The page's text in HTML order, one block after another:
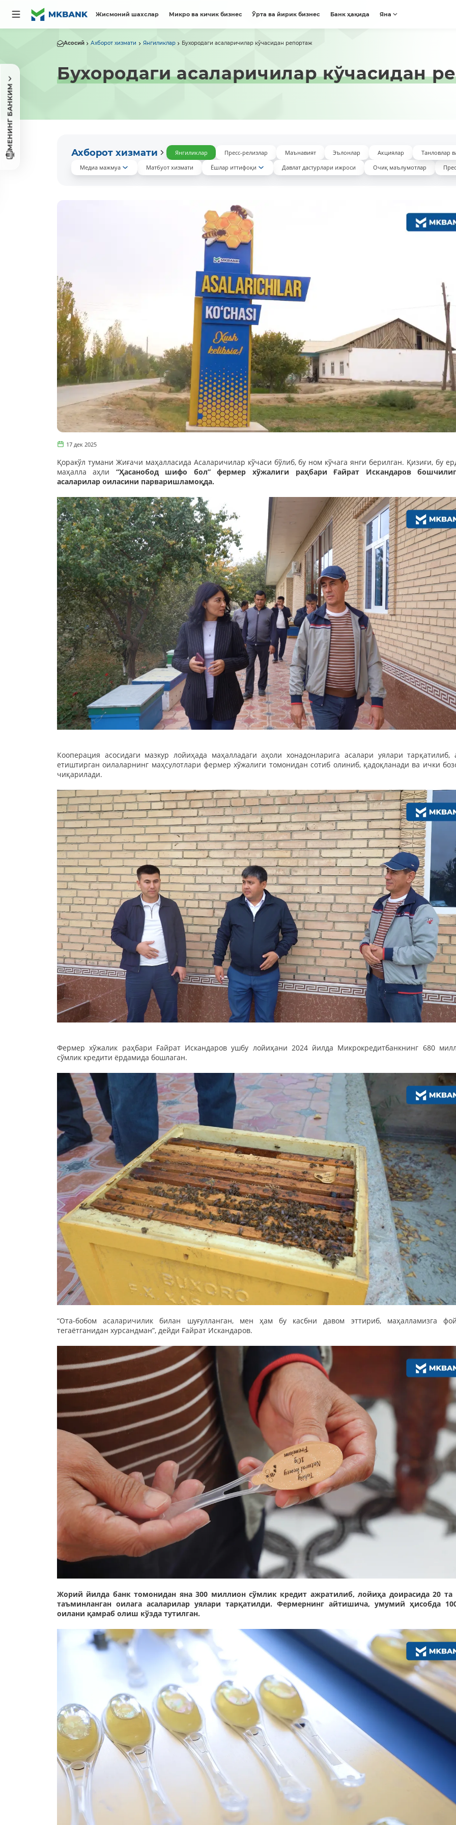
Жисмоний шахслар Микро ва кичик бизнес Ўрта ва йирик бизнес Банк ҳақида Яна
МЕНИНГ БАНКИМ
Асосий Ахборот хизмати Янгиликлар Бухородаги асаларичилар кўчасидан репортаж
Бухородаги асаларичилар кўчасидан
Ахборот хизмати Янгиликлар Пресс-релизлар Маънавият Эълонлар Акциялар
Танловлар
Медиа мажмуа
Матбуот хизмати Ёшлар иттифоқи Давлат дастурлари ижроси Очиқ маълумотлар
17 дек 2025
Қоракўл тумани Жиғачи маҳалласида Асаларичилар кўчаси бўлиб, бу ном кўчага янги берилган. Қизиғи, бу
маҳалла аҳли “Ҳасанобод шифо бол” фермер хўжалиги раҳбари Ғайрат Искандаров
асаларилар оиласини парваришламоқда.
Кооперация асосидаги мазкур лойиҳада маҳалладаги аҳоли хонадонларига асалари уялари тарқатилиб,
етиштирган оилаларнинг маҳсулотлари фермер хўжалиги томонидан сотиб олиниб, қадоқланади ва ички
чиқарилади.
Фермер хўжалик раҳбари Ғайрат Искандаров ушбу лойиҳани 2024 йилда Микрокредитбанкнинг 680
сўмлик кредити ёрдамида бошлаган.
“Ота-бобом асаларичилик билан шуғулланган, мен ҳам бу касбни давом эттириб, маҳалламизга
тегаётганидан хурсандман”, дейди Ғайрат Искандаров.
Жорий йилда банк томонидан яна 300 миллион сўмлик кредит ажратилиб, лойиҳа доирасида 20 та
таъминланган оилага асаларилар уялари тарқатилди. Фермернинг айтишича, умумий ҳисобда
оилани қамраб олиш кўзда тутилган.
Батафсил